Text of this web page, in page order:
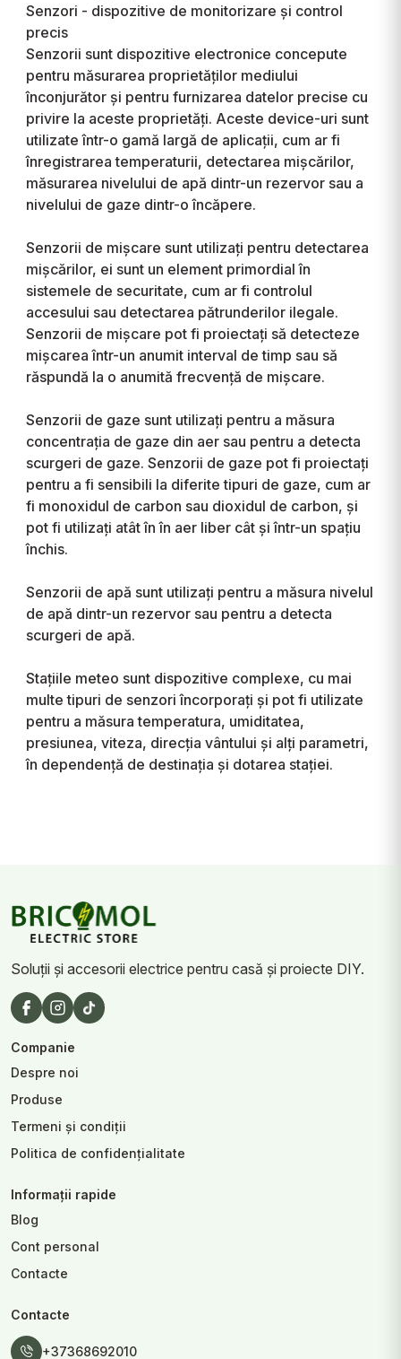
Senzori - dispozitive de monitorizare și control
precis
Senzorii sunt dispozitive electronice concepute
pentru măsurarea proprietăților mediului
înconjurător și pentru furnizarea datelor precise cu
privire la aceste proprietăți. Aceste device-uri sunt
utilizate într-o gamă largă de aplicații, cum ar fi
înregistrarea temperaturii, detectarea mișcărilor,
măsurarea nivelului de apă dintr-un rezervor sau a
nivelului de gaze dintr-o încăpere.
Senzorii de mișcare sunt utilizați pentru detectarea
mișcărilor, ei sunt un element primordial în
sistemele de securitate, cum ar fi controlul
accesului sau detectarea pătrunderilor ilegale.
Senzorii de mișcare pot fi proiectați să detecteze
mișcarea într-un anumit interval de timp sau să
răspundă la o anumită frecvență de mișcare.
Senzorii de gaze sunt utilizați pentru a măsura
concentrația de gaze din aer sau pentru a detecta
scurgeri de gaze. Senzorii de gaze pot fi proiectați
pentru a fi sensibili la diferite tipuri de gaze, cum ar
fi monoxidul de carbon sau dioxidul de carbon, și
pot fi utilizați atât în în aer liber cât și într-un spațiu
închis.
Senzorii de apă sunt utilizați pentru a măsura nivelul
de apă dintr-un rezervor sau pentru a detecta
scurgeri de apă.
Stațiile meteo sunt dispozitive complexe, cu mai
multe tipuri de senzori încorporați și pot fi utilizate
pentru a măsura temperatura, umiditatea,
presiunea, viteza, direcția vântului și alți parametri,
în dependență de destinația și dotarea stației.
Soluții și accesorii electrice pentru casă și proiecte DIY.
Companie
Despre noi
Produse
Termeni și condiții
Politica de confidențialitate
Informații rapide
Blog
Cont personal
Contacte
Contacte
+37368692010